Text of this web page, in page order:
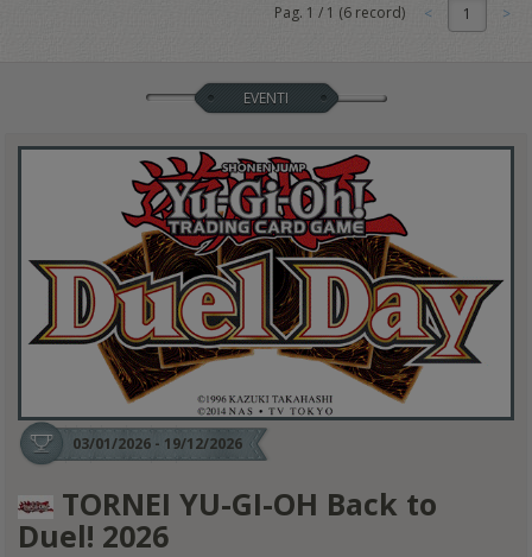
Pag. 1 / 1 (6 record) 1
EVENTI
03/01/2026 - 19/12/2026
TORNEI YU-GI-OH Back to
Duel! 2026